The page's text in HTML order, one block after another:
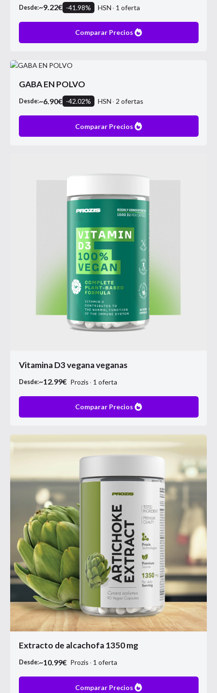
Desde:~9.22€ -41.98% HSN 1 oferta
Comparar Precios
GABA EN POLVO
Desde:~6.90€ -42.02% HSN 2 ofertas
Comparar Precios
Vitamina D3 vegana veganas
Desde:~12.99€ Prozis 1 oferta
Comparar Precios
Extracto de alcachofa 1350 mg
Desde:~10.99€ Prozis 1 oferta
Comparar Precios